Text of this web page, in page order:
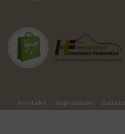
Kontakt Impressum